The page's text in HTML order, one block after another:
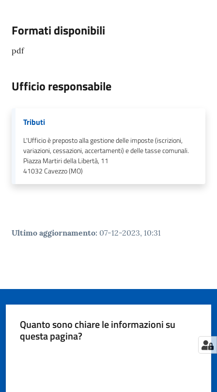
Formati disponibili
pdf
Ufficio responsabile
Tributi
L'Ufficio è preposto alla gestione delle imposte (iscrizioni,
variazioni, cessazioni, accertamenti) e delle tasse comunali.
Piazza Martiri della Libertà, 11
41032Cavezzo (MO)
Ultimo aggiornamento: 07-12-2023, 10:31
Quanto sono chiare le informazioni su
questa pagina?